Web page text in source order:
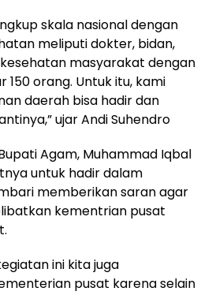
skala nasional dengan
meliputi dokter, bidan,
masyarakat dengan
orang. Untuk itu, kami
daerah bisa hadir dan
ujar Andi Suhendro
Agam, Muhammad Iqbal
untuk hadir dalam
memberikan saran agar
kementrian pusat
ini kita juga
pusat karena selain